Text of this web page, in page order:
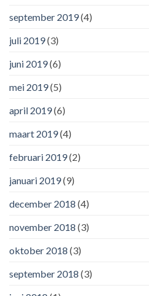
september 2019(4)
juli 2019(3)
juni 2019(6)
mei 2019(5)
april 2019(6)
maart 2019(4)
februari 2019(2)
januari 2019(9)
december 2018 (4)
november 2018 (3)
oktober 2018 (3)
september 2018 (3)